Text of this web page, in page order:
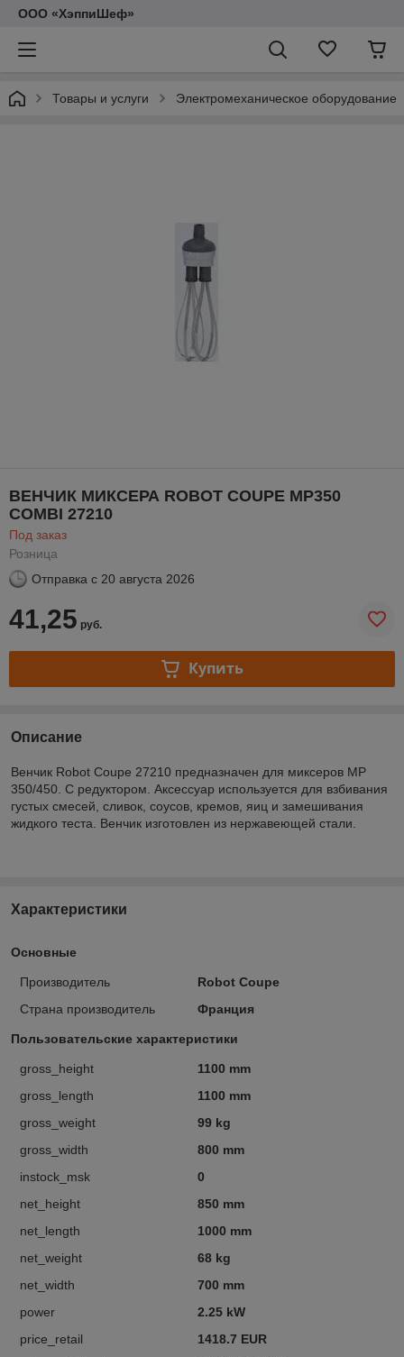
ООО «ХэппиШеф»
Товары и услуги Электромеханическое оборудование
ВЕНЧИК МИКСЕРА ROBOT COUPE MP350
COMBI 27210
Под заказ
Розница
Отправка с 20 августа 2026
41,25 руб.
Купить
Описание
Венчик Robot Coupe 27210 предназначен для миксеров MP
350/450. С редуктором. Аксессуар используется для взбивания
густых смесей, сливок, соусов, кремов, яиц и замешивания
жидкого теста. Венчик изготовлен из нержавеющей стали.
Характеристики
Основные
Производитель
Robot Coupe
Страна производитель
Франция
Пользовательские характеристики
gross_height
1100 mm
gross_length
1100 mm
gross_weight
99 kg
gross_width
800 mm
instock_msk
0
net_height
850 mm
net_length
1000 mm
net_weight
68 kg
net_width
700 mm
power
2.25 kW
price_retail
1418.7 EUR